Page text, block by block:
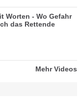
Worten - Wo Gefahr
das Rettende
Mehr Videos